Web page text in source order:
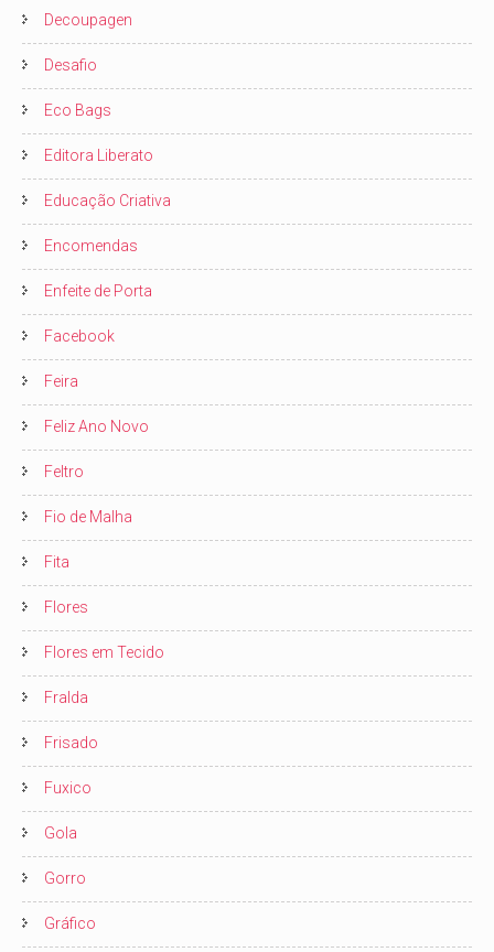
Decoupagen
Desafio
Eco Bags
Editora Liberato
Educação Criativa
Encomendas
Enfeite de Porta
Facebook
Feira
Feliz Ano Novo
Feltro
Fio de Malha
Fita
Flores
Flores em Tecido
Fralda
Frisado
Fuxico
Gola
Gorro
Gráfico